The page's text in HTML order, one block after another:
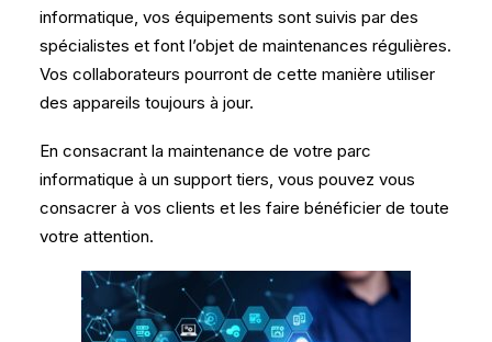
informatique, vos équipements sont suivis par des
spécialistes et font l’objet de maintenances régulières.
Vos collaborateurs pourront de cette manière utiliser
des appareils toujours à jour.
En consacrant la maintenance de votre parc
informatique à un support tiers, vous pouvez vous
consacrer à vos clients et les faire bénéficier de toute
votre attention.